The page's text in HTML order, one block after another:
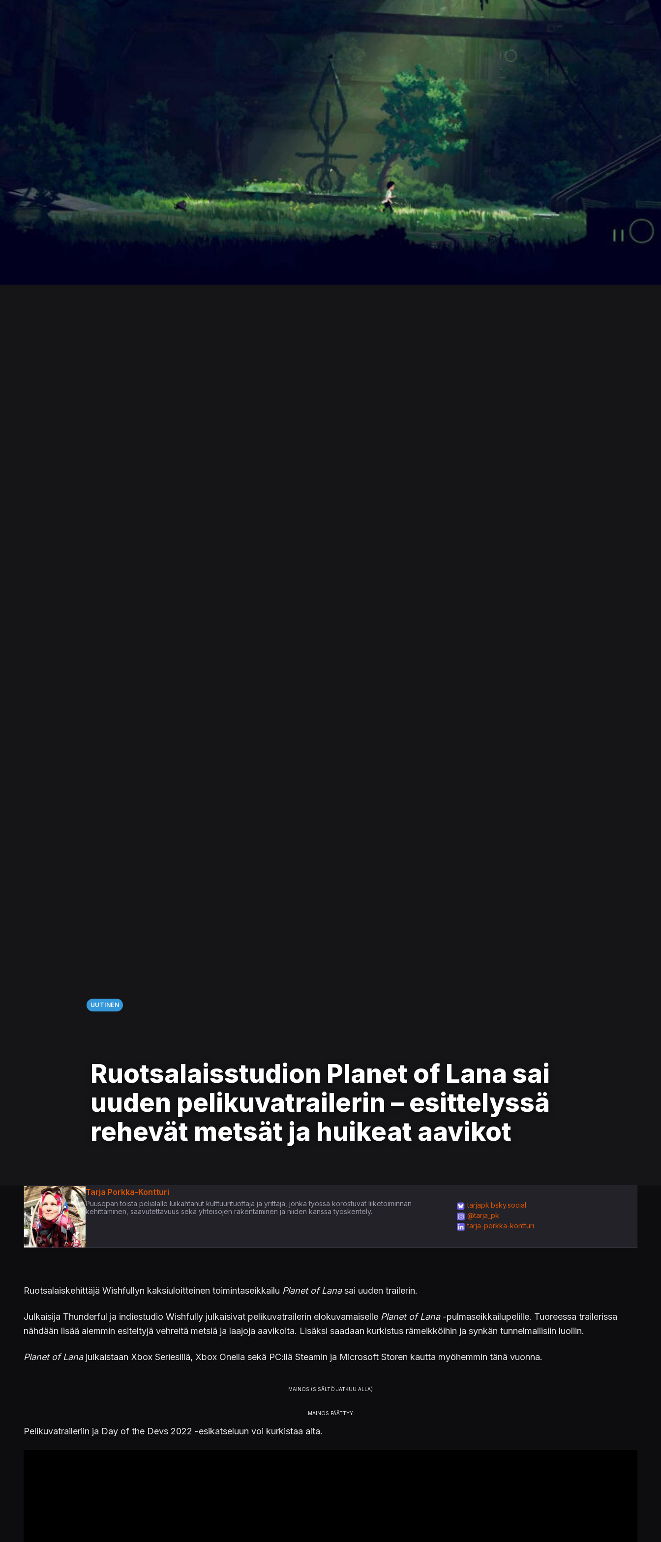
UUTINEN
Ruotsalaisstudion Planet of Lana sai
uuden pelikuvatrailerin – esittelyssä
rehevät metsät ja huikeat aavikot
Tarja Porkka-Kontturi
Puusepän töistä pelialalle luikahtanut kulttuurituottaja ja yrittäjä, jonka työssä korostuvat liiketoiminnan
kehittäminen, saavutettavuus sekä yhteisöjen rakentaminen ja niiden kanssa työskentely.
tarjapk.bsky.social
@tarja_pk
tarja-porkka-kontturi
Ruotsalaiskehittäjä Wishfullyn kaksiuloitteinen toimintaseikkailu Planet of Lanasai uuden trailerin.
Julkaisija Thunderful ja indiestudio Wishfully julkaisivat pelikuvatrailerin elokuvamaiselle Planet of Lana-pulmaseikkailupelille. Tuoreessa trailerissa
nähdään lisää aiemmin esiteltyjä vehreitä metsiä ja laajoja aavikoita. Lisäksi saadaan kurkistus rämeikköihin ja synkän tunnelmallisiin luoliin.
Planet of Lanajulkaistaan Xbox Seriesillä, Xbox Onella sekä PC:llä Steamin ja Microsoft Storen kautta myöhemmin tänä vuonna.
Pelikuvatraileriin ja Day of the Devs 2022 -esikatseluun voi kurkistaa alta.